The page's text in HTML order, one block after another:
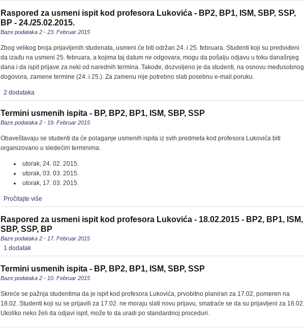
Raspored za usmeni ispit kod profesora Lukovića - BP2, BP1, ISM, SBP, SSP,
BP - 24./25.02.2015.
Baze podataka 2 - 23. Februar 2015
Zbog velikog broja prijavljenih studenata, usmeni će biti održan 24. i 25. februara. Studenti koji su predviđeni
da izađu na usmeni 25. februara, a kojima taj datum ne odgovara, mogu da pošalju odjavu u toku današnjeg
dana i da ispit prijave za neki od narednih termina. Takođe, dozvoljeno je da studenti, na osnovu međusobnog
dogovora, zamene termine (24. i 25.). Za zamenu nije potrebno slati posebnu e-mail poruku.
2 dodataka
Termini usmenih ispita - BP, BP2, BP1, ISM, SBP, SSP
Baze podataka 2 - 19. Februar 2015
Obaveštavaju se studenti da će polaganje usmenih ispita iz svih predmeta kod profesora Lukovića biti
organizovano u sledećim terminima:
utorak, 24. 02. 2015.
utorak, 03. 03. 2015.
utorak, 17. 03. 2015.
Pročitajte više
Raspored za usmeni ispit kod profesora Lukovića - 18.02.2015 - BP2, BP1, ISM,
SBP, SSP, BP
Baze podataka 2 - 17. Februar 2015
1 dodatak
Termini usmenih ispita - BP, BP2, BP1, ISM, SBP, SSP
Baze podataka 2 - 10. Februar 2015
Skreće se pažnja studentima da je ispit kod profesora Lukovića, prvobitno planiran za 17.02, pomeren na
18.02. Studenti koji su se prijavili za 17.02. ne moraju slati novu prijavu, smatraće se da su prijavljeni za 18.02.
Ukoliko neko želi da odjavi ispit, može to da uradi po standardnoj proceduri.